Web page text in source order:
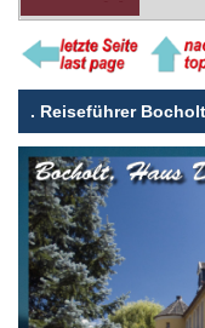
. Reiseführer